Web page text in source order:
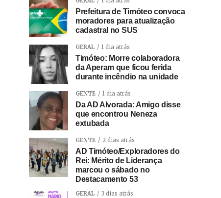
Prefeitura de Timóteo convoca
moradores para atualização
cadastral no SUS
GERAL 1 dia atrás
Timóteo: Morre colaboradora
da Aperam que ficou ferida
durante incêndio na unidade
GENTE 1 dia atrás
Da AD Alvorada: Amigo disse
que encontrou Neneza
extubada
GENTE 2 dias atrás
AD Timóteo/Exploradores do
Rei: Mérito de Liderança
marcou o sábado no
Destacamento 53
GERAL 3 dias atrás